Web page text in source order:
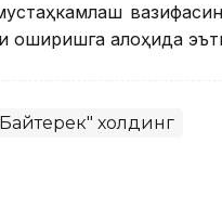
оширишга алоҳида
холдинг